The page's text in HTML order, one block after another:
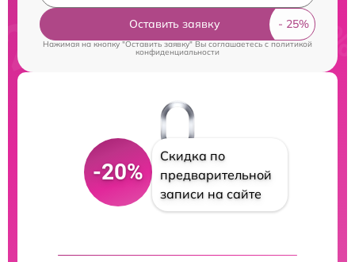
Оставить заявку
Нажимая на кнопку "Оставить заявку" Вы соглашаетесь cполитикой
конфиденциальности
-20%
Скидка по
предварительной
записи на сайте